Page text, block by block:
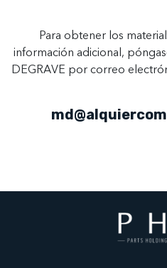
Para obtener los
información adicional,
DEGRAVE por correo